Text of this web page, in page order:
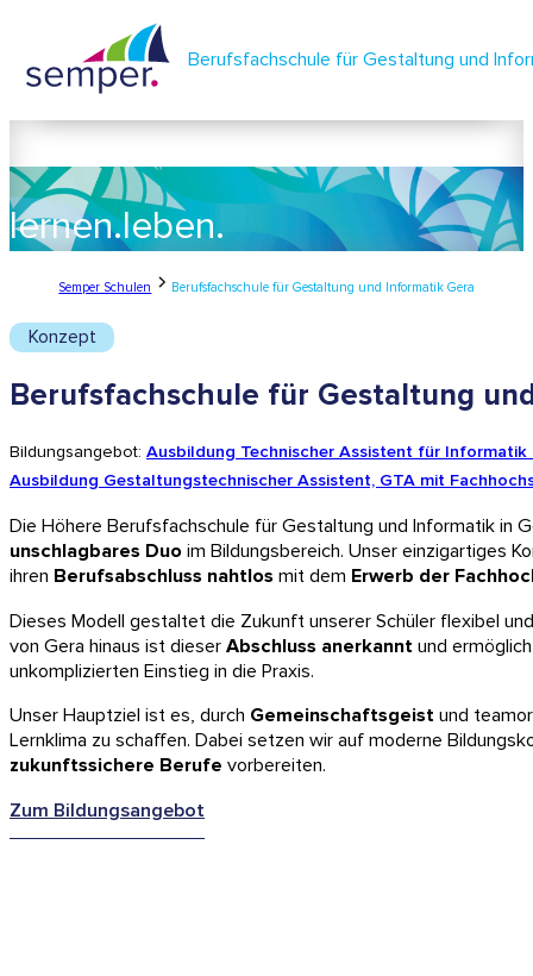
Berufsfachschule für Gestaltung und
lernen.leben. semper.
Semper Schulen Berufsfachschule für Gestaltung und Informatik Gera
Konzept
Berufsfachschule für Gestaltung
Bildungsangebot: Ausbildung Technischer Assistent für
Ausbildung Gestaltungs­technischer Assistent, GTA mit
Die Höhere Berufsfachschule für Gestaltung und Informatik in
unschlagbares Duo im Bildungsbereich. Unser einzigartiges
ihren Berufsabschluss nahtlos mit dem Erwerb der
Dieses Modell gestaltet die Zukunft unserer Schüler flexibel
von Gera hinaus ist dieser Abschluss anerkannt und
unkomplizierten Einstieg in die Praxis.
Unser Hauptziel ist es, durch Gemeinschaftsgeist und
Lernklima zu schaffen. Dabei setzen wir auf moderne
zukunftssichere Berufe vorbereiten.
Zum Bildungsangebot